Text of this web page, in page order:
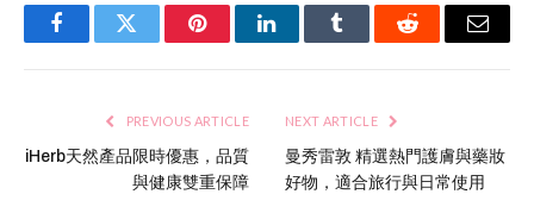
FacebookTwitter PinterestLinkedInTumblr Reddit Email
PREVIOUS ARTICLE
iHerb天然產品限時優惠，品質
與健康雙重保障
NEXT ARTICLE
曼秀雷敦 精選熱門護膚與藥妝
好物，適合旅行與日常使用